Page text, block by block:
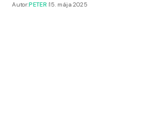
Autor:PETER 15. mája 2025